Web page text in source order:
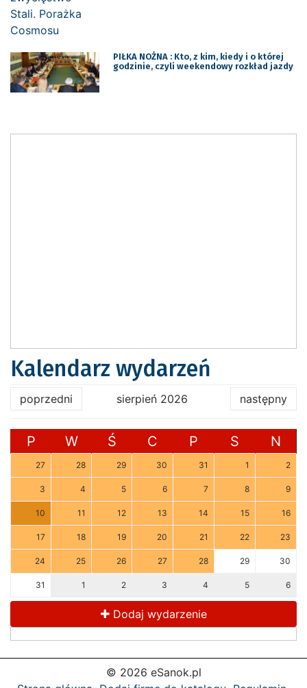
PIŁKA NOŻNA : Kto, z kim, kiedy i o której
godzinie, czyli weekendowy rozkład jazdy
Kalendarz wydarzeń
poprzedni sierpień 2026 następny
P W Ś C P S N
27 28 29 30 31 1 2
3 4 5 6 7 8 9
10 11 12 13 14 15 16
17 18 19 20 21 22 23
24 25 26 27 28 29 30
31 1 2 3 4 5 6
Dodaj wydarzenie
© 2026 eSanok.pl